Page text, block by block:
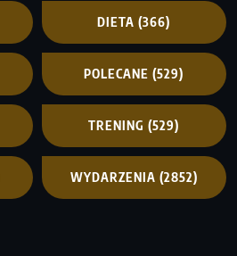
DIETA (366)
POLECANE (529)
TRENING (529)
WYDARZENIA (2852)